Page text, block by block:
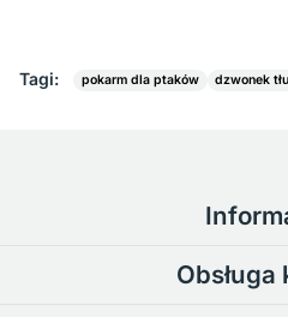
Tagi: pokarm dla ptaków dzwonek
Obsługa